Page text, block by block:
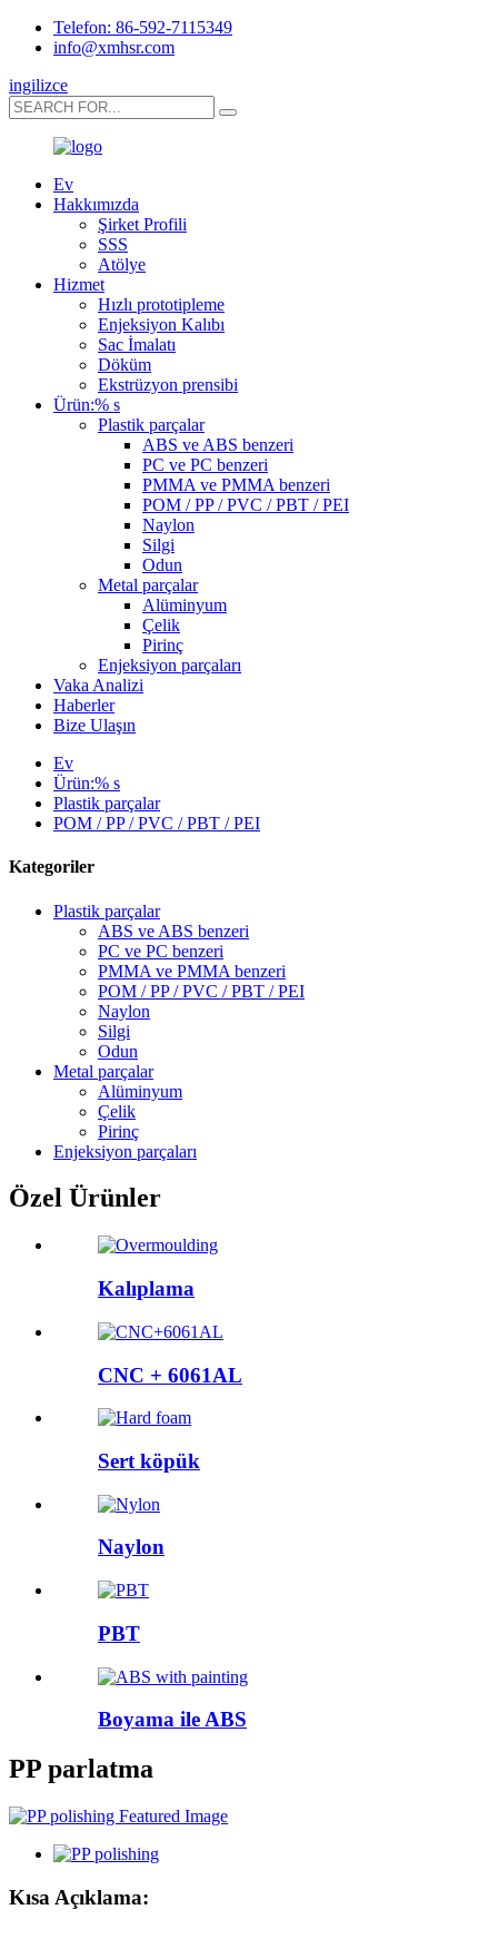
Telefon: 86-592-7115349
info@xmhsr.com
ingilizce
Ev
Hakkımızda
Şirket Profili
SSS
Atölye
Hizmet
Hızlı prototipleme
Enjeksiyon Kalıbı
Sac İmalatı
Döküm
Ekstrüzyon prensibi
Ürün:% s
Plastik parçalar
ABS ve ABS benzeri
PC ve PC benzeri
PMMA ve PMMA benzeri
POM / PP / PVC / PBT / PEI
Naylon
Silgi
Odun
Metal parçalar
Alüminyum
Çelik
Pirinç
Enjeksiyon parçaları
Vaka Analizi
Haberler
Bize Ulaşın
Ev
Ürün:% s
Plastik parçalar
POM / PP / PVC / PBT / PEI
Kategoriler
Plastik parçalar
ABS ve ABS benzeri
PC ve PC benzeri
PMMA ve PMMA benzeri
POM / PP / PVC / PBT / PEI
Naylon
Silgi
Odun
Metal parçalar
Alüminyum
Çelik
Pirinç
Enjeksiyon parçaları
Özel Ürünler
Kalıplama
CNC + 6061AL
Sert köpük
Naylon
PBT
Boyama ile ABS
PP parlatma
Kısa Açıklama: